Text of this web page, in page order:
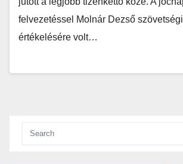
felvezetéssel Molnár Dezső
értékelésére volt…